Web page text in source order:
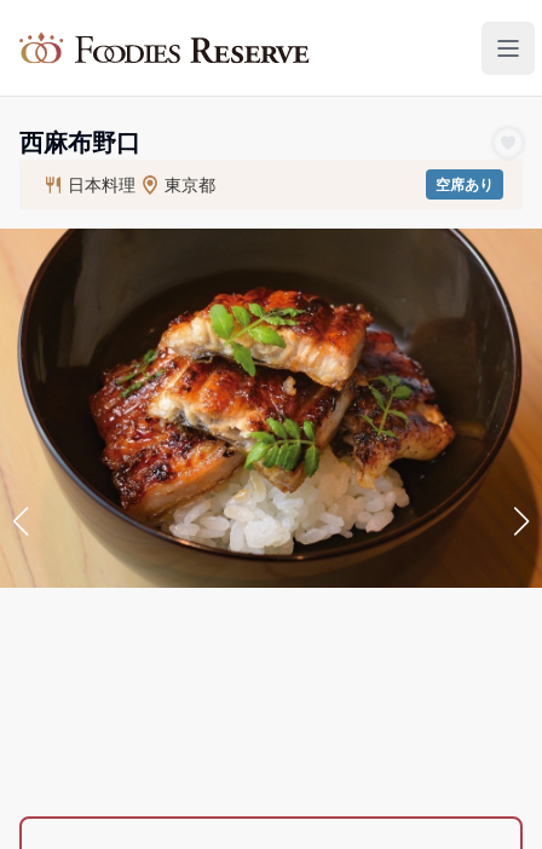
Foodies Reserve
西麻布野口
日本料理 東京都 空席あり